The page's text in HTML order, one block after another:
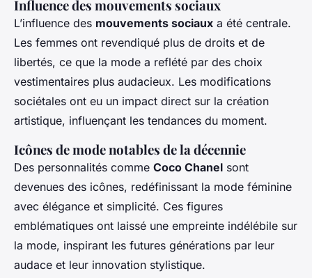
Influence des mouvements sociaux
L’influence des mouvements sociaux a été centrale.
Les femmes ont revendiqué plus de droits et de
libertés, ce que la mode a reflété par des choix
vestimentaires plus audacieux. Les modifications
sociétales ont eu un impact direct sur la création
artistique, influençant les tendances du moment.
Icônes de mode notables de la décennie
Des personnalités comme Coco Chanel sont
devenues des icônes, redéfinissant la mode féminine
avec élégance et simplicité. Ces figures
emblématiques ont laissé une empreinte indélébile sur
la mode, inspirant les futures générations par leur
audace et leur innovation stylistique.